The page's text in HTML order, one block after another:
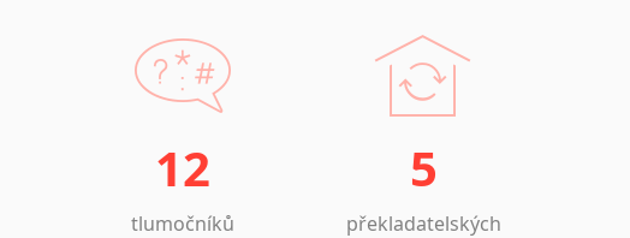
12
tlumočníků
5
překladatelských